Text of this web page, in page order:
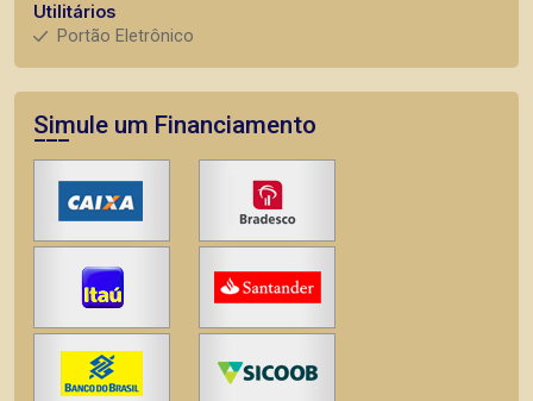
Utilitários
Portão Eletrônico
Simule um Financiamento